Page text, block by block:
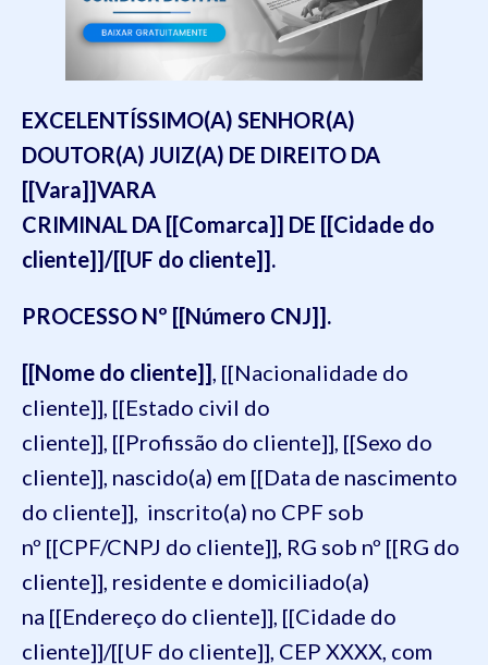
EXCELENTÍSSIMO(A) SENHOR(A)
DOUTOR(A) JUIZ(A) DE DIREITO DA
[[Vara]]VARA
CRIMINAL DA [[Comarca]] DE [[Cidade do
cliente]]/[[UF do cliente]].
PROCESSO Nº [[Número CNJ]].
[[Nome do cliente]], [[Nacionalidade do
cliente]], [[Estado civil do
cliente]], [[Profissão do cliente]], [[Sexo do
cliente]], nascido(a) em [[Data de nascimento
do cliente]], inscrito(a) no CPF sob
nº [[CPF/CNPJ do cliente]], RG sob nº [[RG do
cliente]], residente e domiciliado(a)
na [[Endereço do cliente]], [[Cidade do
cliente]]/[[UF do cliente]], CEP XXXX, com